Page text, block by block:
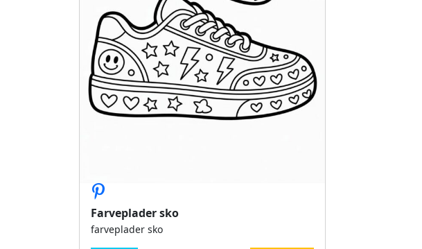
Farveplader sko
farveplader sko